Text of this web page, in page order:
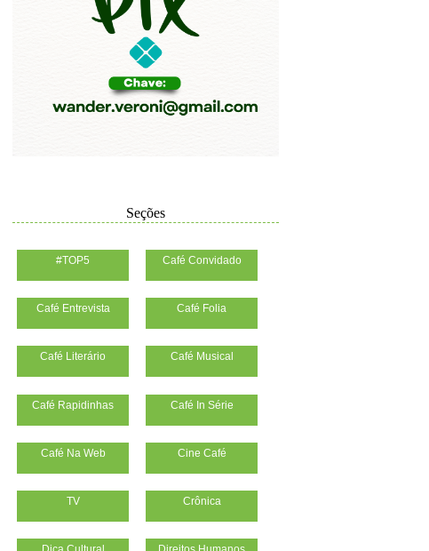
Seções
#TOP5 Café Convidado
Café Entrevista Café Folia
Café Literário Café Musical
Café Rapidinhas Café In Série
Café Na Web Cine Café
TV Crônica